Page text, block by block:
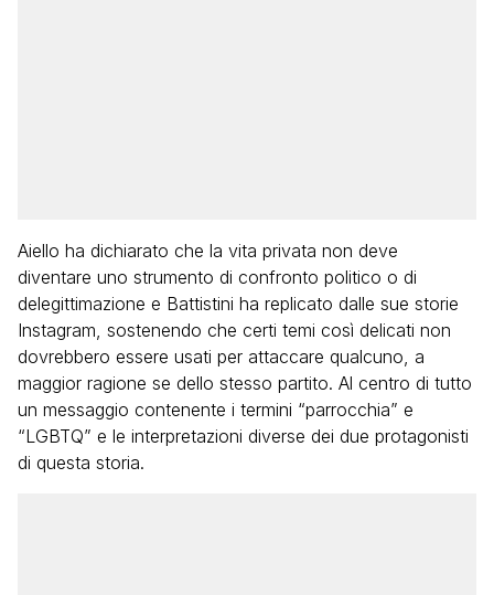
Aiello ha dichiarato che la vita privata non deve
diventare uno strumento di confronto politico o di
delegittimazione e Battistini ha replicato dalle sue storie
Instagram, sostenendo che certi temi così delicati non
dovrebbero essere usati per attaccare qualcuno, a
maggior ragione se dello stesso partito. Al centro di tutto
un messaggio contenente i termini “parrocchia” e
“LGBTQ” e le interpretazioni diverse dei due protagonisti
di questa storia.